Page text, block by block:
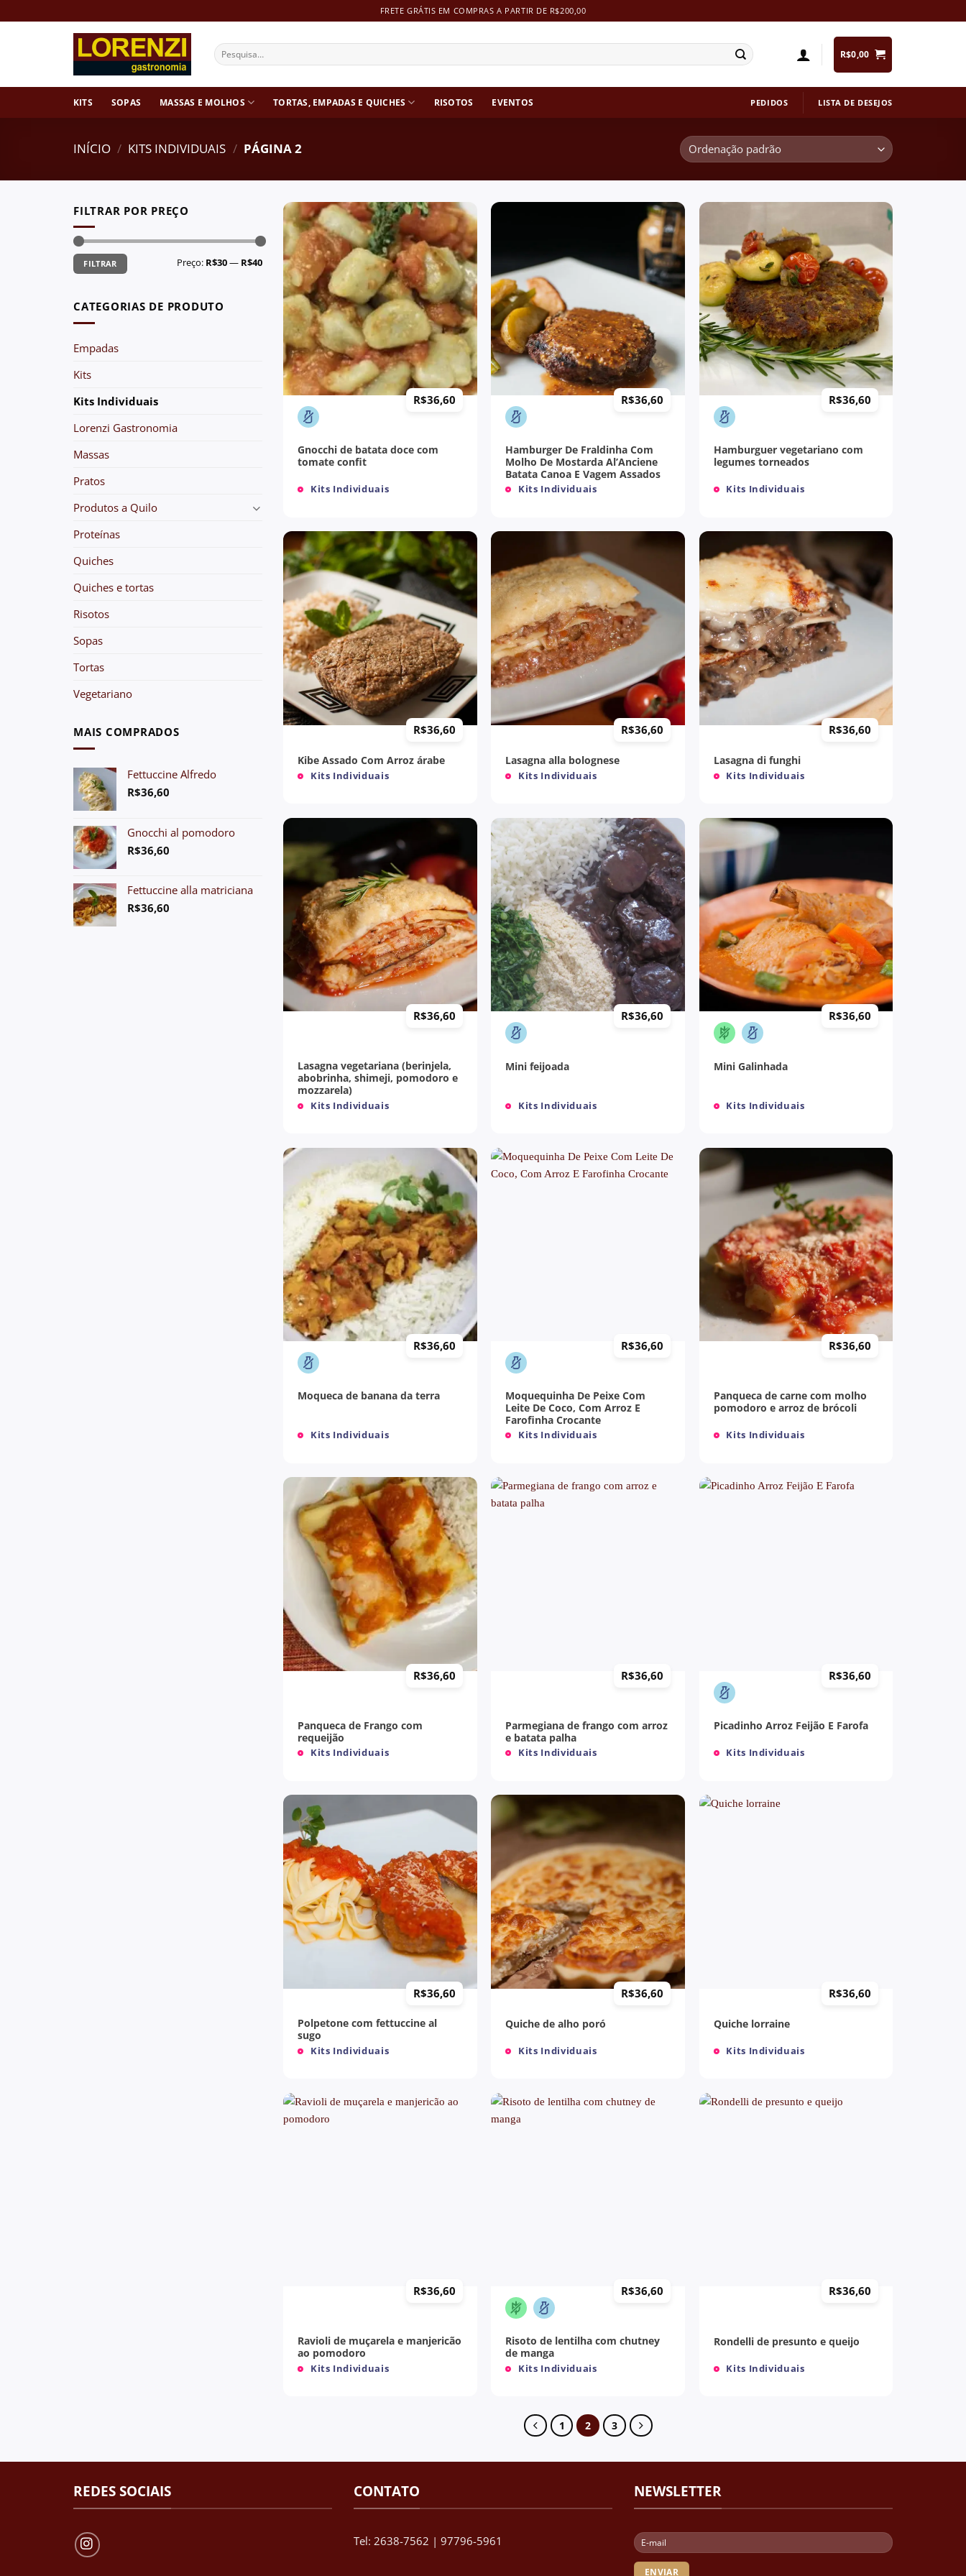
to
FRETE GRÁTIS EM COMPRAS A PARTIR DE R$200,00
Pesquisar
por:
R$0,00
KITS SOPAS MASSAS E MOLHOS TORTAS, EMPADAS E QUICHES RISOTOS EVENTOS PEDIDOS LISTA DE DESEJOS
INÍCIO / KITS INDIVIDUAIS / PÁGINA 2
FILTRAR POR PREÇO
Preço
mínimo
Preço
máximo
FILTRAR Preço: R$30— R$40
CATEGORIAS DE PRODUTO
Empadas
Kits
Kits Individuais
Lorenzi Gastronomia
Massas
Pratos
Produtos a Quilo
Proteínas
Quiches
Quiches e tortas
Risotos
Sopas
Tortas
Vegetariano
MAIS COMPRADOS
Fettuccine Alfredo
R$36,60
Gnocchi al pomodoro
R$36,60
Fettuccine alla matriciana
R$36,60
+
Kits Individuais
Gnocchi de batata doce com
tomate confit
R$36,60
Kits Individuais
Hamburger De Fraldinha Com
Molho De Mostarda Al’Anciene
Batata Canoa E Vagem Assados
R$36,60
Kits Individuais
Hamburguer vegetariano com
legumes torneados
R$36,60
+
Kits Individuais
Kibe Assado Com Arroz árabe
R$36,60
Kits Individuais
Lasagna alla bolognese
R$36,60
Kits Individuais
Lasagna di funghi
R$36,60
Kits Individuais
Lasagna vegetariana (berinjela,
abobrinha, shimeji, pomodoro e
mozzarela)
R$36,60
+
Kits Individuais
Mini feijoada
R$36,60
Kits Individuais
Mini Galinhada
R$36,60
+
Kits Individuais
Moqueca de banana da terra
R$36,60
Kits Individuais
Moquequinha De Peixe Com
Leite De Coco, Com Arroz E
Farofinha Crocante
R$36,60
Kits Individuais
Panqueca de carne com molho
pomodoro e arroz de brócoli
R$36,60
+
Kits Individuais
Panqueca de Frango com
requeijão
R$36,60
Kits Individuais
Parmegiana de frango com arroz
e batata palha
R$36,60
Kits Individuais
Picadinho Arroz Feijão E Farofa
R$36,60
Kits Individuais
Polpetone com fettuccine al
sugo
R$36,60
+
Kits Individuais
Quiche de alho poró
R$36,60
Kits Individuais
Quiche lorraine
R$36,60
Kits Individuais
Ravioli de muçarela e manjericão
ao pomodoro
R$36,60
Kits Individuais
Risoto de lentilha com chutney
de manga
R$36,60
Kits Individuais
Rondelli de presunto e queijo
R$36,60
1 2 3
REDES SOCIAIS CONTATO
Tel: 2638-7562 | 97796-5961
NEWSLETTER